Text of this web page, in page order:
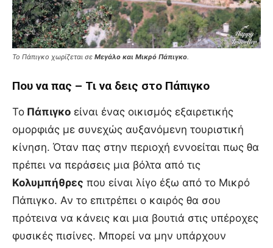
Το Πάπιγκο χωρίζεται σε Μεγάλο και Μικρό Πάπιγκο.
Που να πας – Τι να δεις στο Πάπιγκο
Το Πάπιγκο είναι ένας οικισμός εξαιρετικής
ομορφιάς με συνεχώς αυξανόμενη τουριστική
κίνηση. Όταν πας στην περιοχή εννοείται πως θα
πρέπει να περάσεις μια βόλτα από τις
Κολυμπήθρες που είναι λίγο έξω από το Μικρό
Πάπιγκο. Αν το επιτρέπει ο καιρός θα σου
πρότεινα να κάνεις και μια βουτιά στις υπέροχες
φυσικές πισίνες. Μπορεί να μην υπάρχουν